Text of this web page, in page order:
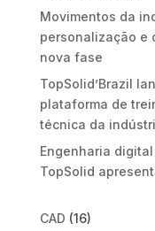
Movimentos da
personalização e
nova fase
TopSolid’Brazil
plataforma de
técnica da
Engenharia
TopSolid
CAD (16)